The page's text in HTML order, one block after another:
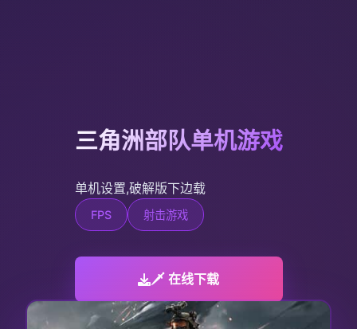
三角洲部队单机游戏
单机设置,破解版下边载
FPS 射击游戏
🗡️ 在线下载